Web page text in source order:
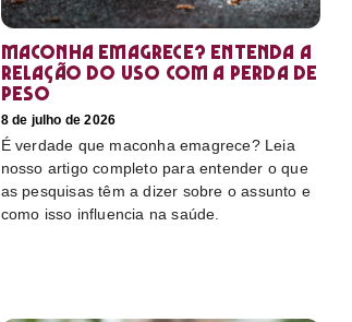
Maconha emagrece? Entenda a
relação do uso com a perda de
peso
8 de julho de 2026
É verdade que maconha emagrece? Leia
nosso artigo completo para entender o que
as pesquisas têm a dizer sobre o assunto e
como isso influencia na saúde.